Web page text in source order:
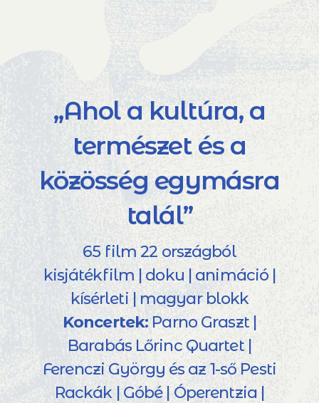
„Ahol a kultúra, a
természet és a
közösség egymásra
talál”
65 film 22 országból
kisjátékfilm | doku | animáció |
kísérleti | magyar blokk
Koncertek: Parno Graszt |
Barabás Lőrinc Quartet |
Ferenczi György és az 1-ső Pesti
Rackák | Góbé | Óperentzia |